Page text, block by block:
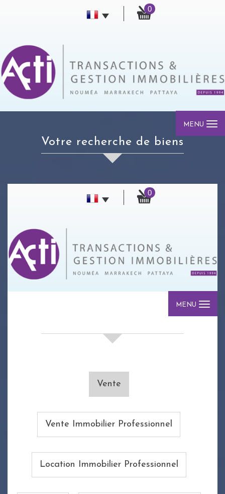
0
MENU
votre recherche de biens
0
MENU
Vente
Vente Immobilier Professionnel
Location Immobilier Professionnel